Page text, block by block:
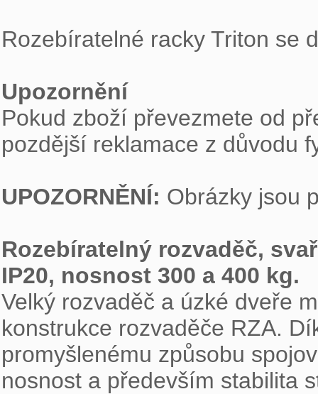
Rozebíratelné racky Triton se
Upozornění
Pokud zboží převezmete od
pozdější reklamace z důvodu
UPOZORNĚNÍ: Obrázky jsou
Rozebíratelný rozvaděč,
IP20, nosnost 300 a 400 kg.
Velký rozvaděč a úzké dveře
konstrukce rozvaděče RZA.
promyšlenému způsobu
nosnost a především stabilita